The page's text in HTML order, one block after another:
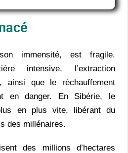
immensité, est fragile.
intensive, l’extraction
ainsi que le réchauffement
en danger. En Sibérie, le
en plus vite, libérant du
des millénaires.
des millions d’hectares